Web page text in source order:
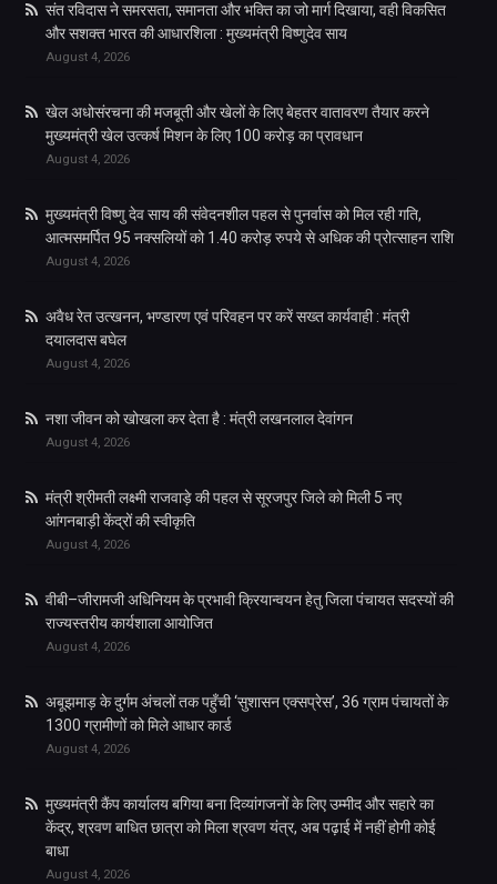
संत रविदास ने समरसता, समानता और भक्ति का जो मार्ग दिखाया, वही विकसित
और सशक्त भारत की आधारशिला : मुख्यमंत्री विष्णुदेव साय
August 4, 2026
खेल अधोसंरचना की मजबूती और खेलों के लिए बेहतर वातावरण तैयार करने
मुख्यमंत्री खेल उत्कर्ष मिशन के लिए 100 करोड़ का प्रावधान
August 4, 2026
मुख्यमंत्री विष्णु देव साय की संवेदनशील पहल से पुनर्वास को मिल रही गति,
आत्मसमर्पित 95 नक्सलियों को 1.40 करोड़ रुपये से अधिक की प्रोत्साहन राशि
August 4, 2026
अवैध रेत उत्खनन, भण्डारण एवं परिवहन पर करें सख्त कार्यवाही : मंत्री
दयालदास बघेल
August 4, 2026
नशा जीवन को खोखला कर देता है : मंत्री लखनलाल देवांगन
August 4, 2026
मंत्री श्रीमती लक्ष्मी राजवाड़े की पहल से सूरजपुर जिले को मिली 5 नए
आंगनबाड़ी केंद्रों की स्वीकृति
August 4, 2026
वीबी–जीरामजी अधिनियम के प्रभावी क्रियान्वयन हेतु जिला पंचायत सदस्यों की
राज्यस्तरीय कार्यशाला आयोजित
August 4, 2026
अबूझमाड़ के दुर्गम अंचलों तक पहुँची ‘सुशासन एक्सप्रेस’, 36 ग्राम पंचायतों के
1300 ग्रामीणों को मिले आधार कार्ड
August 4, 2026
मुख्यमंत्री कैंप कार्यालय बगिया बना दिव्यांगजनों के लिए उम्मीद और सहारे का
केंद्र, श्रवण बाधित छात्रा को मिला श्रवण यंत्र, अब पढ़ाई में नहीं होगी कोई
बाधा
August 4, 2026